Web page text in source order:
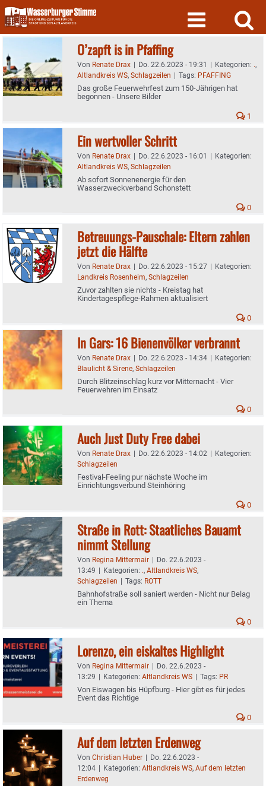
Skip
to
content
O’zapft is in Pfaffing
Von Renate Drax | Do. 22.6.2023 - 19:31 | Kategorien: .,
Altlandkreis WS, Schlagzeilen | Tags: PFAFFING
Das große Feuerwehrfest zum 150-Jährigen hat
begonnen - Unsere Bilder
1
Ein wertvoller Schritt
Von Renate Drax | Do. 22.6.2023 - 16:01 | Kategorien:
Altlandkreis WS, Schlagzeilen
Ab sofort Sonnenenergie für den
Wasserzweckverband Schonstett
0
Betreuungs-Pauschale: Eltern zahlen
jetzt die Hälfte
Von Renate Drax | Do. 22.6.2023 - 15:27 | Kategorien:
Landkreis Rosenheim, Schlagzeilen
Zuvor zahlten sie nichts - Kreistag hat
Kindertagespflege-Rahmen aktualisiert
0
In Gars: 16 Bienenvölker verbrannt
Von Renate Drax | Do. 22.6.2023 - 14:34 | Kategorien:
Blaulicht & Sirene, Schlagzeilen
Durch Blitzeinschlag kurz vor Mitternacht - Vier
Feuerwehren im Einsatz
0
Auch Just Duty Free dabei
Von Renate Drax | Do. 22.6.2023 - 14:02 | Kategorien:
Schlagzeilen
Festival-Feeling pur nächste Woche im
Einrichtungsverbund Steinhöring
0
Straße in Rott: Staatliches Bauamt
nimmt Stellung
Von Regina Mittermair | Do. 22.6.2023 -
13:49 | Kategorien: ., Altlandkreis WS,
Schlagzeilen | Tags: ROTT
Bahnhofstraße soll saniert werden - Nicht nur Belag
ein Thema
0
Lorenzo, ein eiskaltes Highlight
Von Regina Mittermair | Do. 22.6.2023 -
13:29 | Kategorien: Altlandkreis WS | Tags: PR
Von Eiswagen bis Hüpfburg - Hier gibt es für jedes
Event das Richtige
0
Auf dem letzten Erdenweg
Von Christian Huber | Do. 22.6.2023 -
12:04 | Kategorien: Altlandkreis WS, Auf dem letzten
Erdenweg